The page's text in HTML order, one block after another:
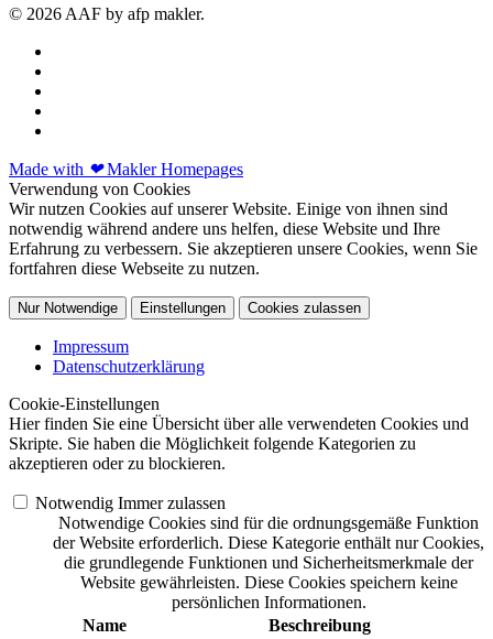
© 2026 AAF by afp makler.
Made with ❤Makler Homepages
Verwendung von Cookies
Wir nutzen Cookies auf unserer Website. Einige von ihnen sind
notwendig während andere uns helfen, diese Website und Ihre
Erfahrung zu verbessern. Sie akzeptieren unsere Cookies, wenn Sie
fortfahren diese Webseite zu nutzen.
Nur Notwendige Einstellungen Cookies zulassen
Impressum
Datenschutzerklärung
Cookie-Einstellungen
Hier finden Sie eine Übersicht über alle verwendeten Cookies und
Skripte. Sie haben die Möglichkeit folgende Kategorien zu
akzeptieren oder zu blockieren.
Notwendig Immer zulassen
Notwendige Cookies sind für die ordnungsgemäße Funktion
der Website erforderlich. Diese Kategorie enthält nur Cookies,
die grundlegende Funktionen und Sicherheitsmerkmale der
Website gewährleisten. Diese Cookies speichern keine
persönlichen Informationen.
Name
Beschreibung